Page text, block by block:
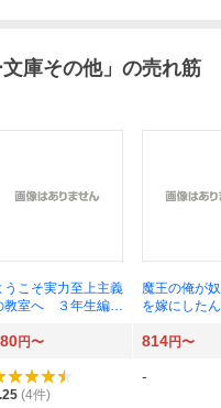
庫その他」の売れ筋
うこそ実力至上主義
教室へ ３年生編４
－４１） 衣笠彰梧
魔王の俺が
を嫁にした
２ （ＨＪ文
島史詞／著
円〜 814円〜
(4件)
-